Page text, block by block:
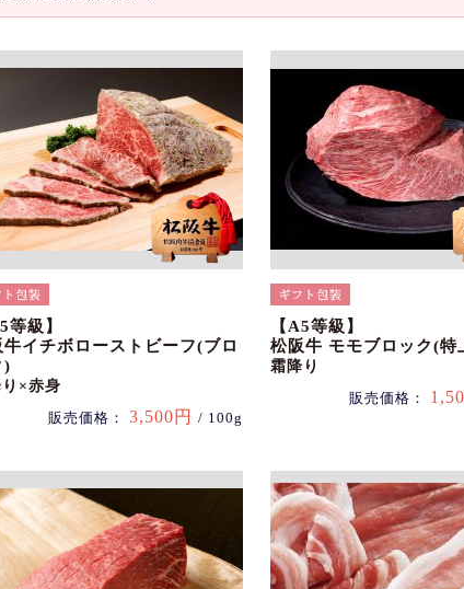
等級】
牛イチボローストビーフ(ブロ
)
×赤身
販売価格： 3,500円 / 100g
【A5等級】
松阪牛 モモブロック(特
霜降り
販売価格：